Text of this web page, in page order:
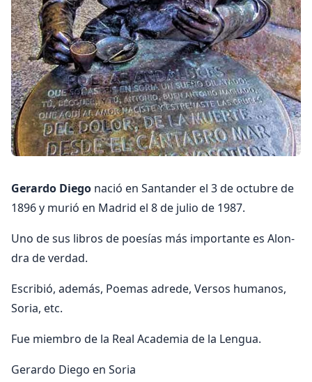
Gerardo Diego nació en Santan­der el 3 de octubre de
1896 y murió en Madrid el 8 de julio de 1987.
Uno de sus libros de poesías más importante es Alon­
dra de verdad.
Escribió, además, Poemas adrede, Versos humanos,
Soria, etc.
Fue miembro de la Real Academia de la Lengua.
Gerardo Diego en Soria